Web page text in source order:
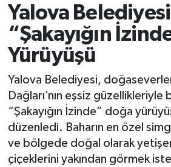
Yalova
“Şakayığın
Yürüyüşü
Yalova Belediyesi,
Dağları’nın eşsiz güzellikleriyle
“Şakayığın İzinde” doğa
düzenledi. Baharın en özel
ve bölgede doğal olarak
çiçeklerini yakından görmek
BİLİM VE TEKNOLOJİ
ASAYİŞ
SAĞLIK
SPOR
ULUSAL
İLÇELERİMİZ
Tüm Manşetler
Son Dakika Haberleri
Haber Arşivi